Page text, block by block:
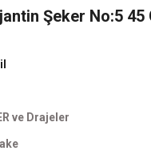
Şeker No:5 45
ve Drajeler